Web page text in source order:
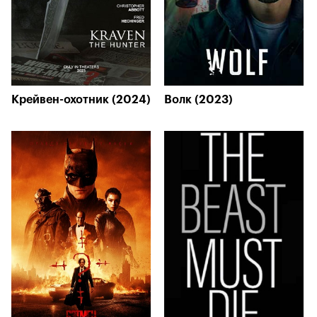
Крейвен-охотник (2024) Волк (2023)